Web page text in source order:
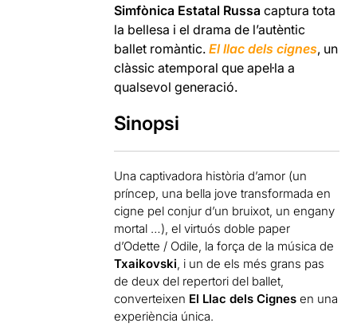
Simfònica Estatal Russa captura tota
la bellesa i el drama de l’autèntic
ballet romàntic.El llac dels cignes, un
clàssic atemporal que apel·la a
qualsevol generació.
Sinopsi
Una captivadora història d’amor (un
príncep, una bella jove transformada en
cigne pel conjur d’un bruixot, un engany
mortal …), el virtuós doble paper
d’Odette / Odile, la força de la música de
Txaikovski, i un de els més grans pas
de deux del repertori del ballet,
converteixen El Llac dels Cignes en una
experiència única.